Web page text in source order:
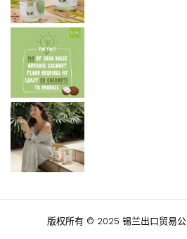
版权所有 © 2025 锡兰出口贸易公